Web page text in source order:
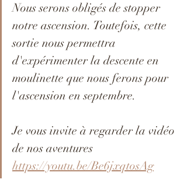
Nous serons obligés de stopper
notre ascension. Toutefois, cette
sortie nous permettra
d'expérimenter la descente en
moulinette que nous ferons pour
l'ascension en septembre.
Je vous invite à regarder la vidéo
de nos aventures
https://youtu.be/Be6jxqtosAg